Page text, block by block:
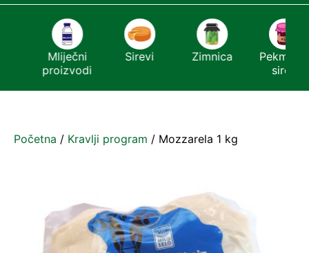
Mliječni
proizvodi
Sirevi Zimnica
Pekmezi i
sirće
Početna / Kravlji program / Mozzarela 1 kg